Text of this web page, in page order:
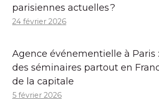
parisiennes actuelles ?
24 février 2026
Agence événementielle à Paris
des séminaires partout en
de la capitale
5 février 2026